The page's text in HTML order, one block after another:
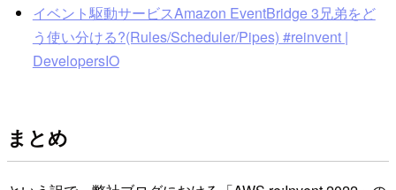
イベント駆動サービスAmazon EventBridge 3兄弟をど
う使い分ける?(Rules/Scheduler/Pipes) #reinvent |
DevelopersIO
まとめ